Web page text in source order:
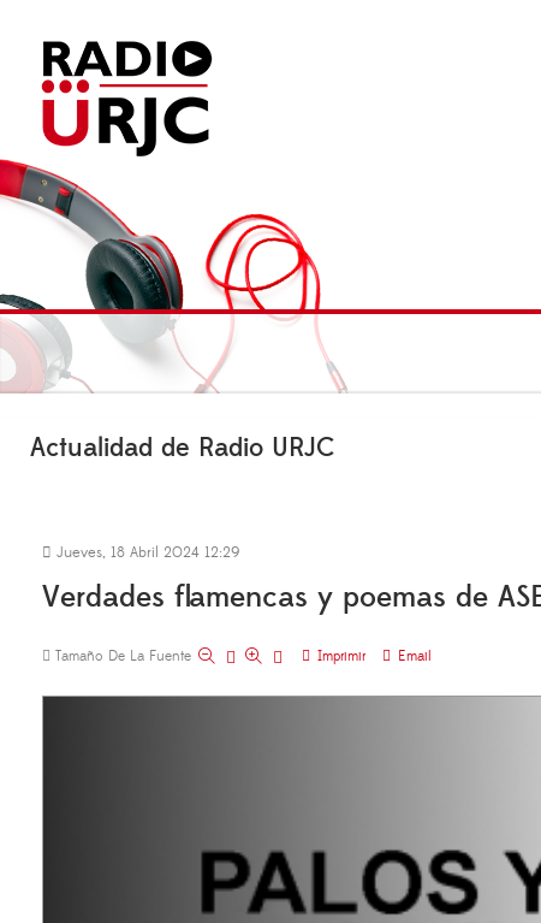
Actualidad de Radio URJC
Jueves, 18 Abril 2024 12:29
Verdades flamencas y poemas de
Tamaño De La Fuente Imprimir Email